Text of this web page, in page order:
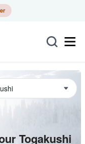
Togakushi